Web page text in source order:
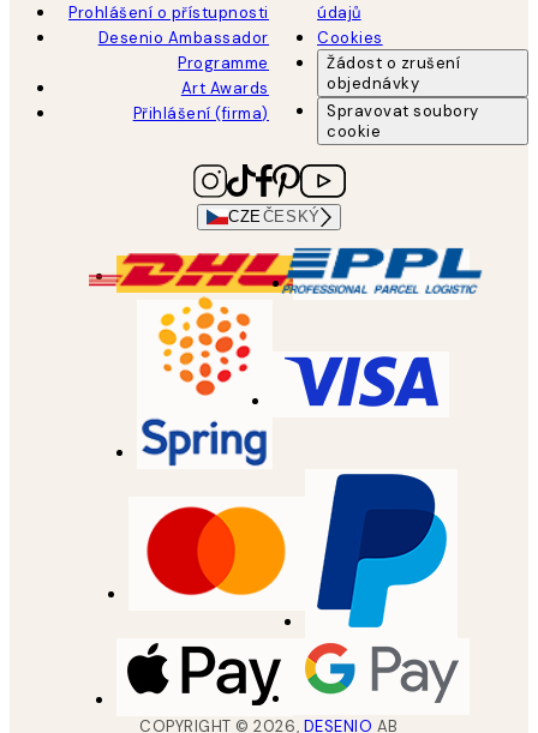
Prohlášení o přístupnosti
Desenio Ambassador
Programme
Art Awards
Přihlášení (firma)
údajů
Cookies
Žádost o zrušení
objednávky
Spravovat soubory
cookie
CZEČESKÝ
COPYRIGHT ©2026, DESENIO AB